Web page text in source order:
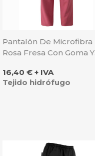
Pantalón De Microfibra
Rosa Fresa Con Goma Y
Precio
16,40 € + IVA
Tejido hidrófugo